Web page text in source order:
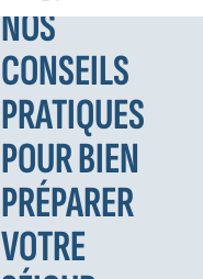
NOS
CONSEILS
PRATIQUES
POUR BIEN
PRÉPARER
VOTRE